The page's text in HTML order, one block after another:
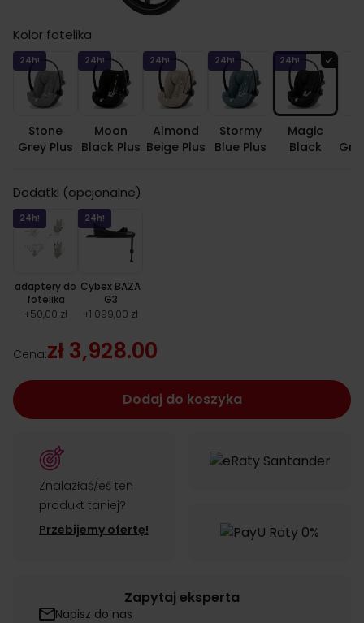
Kolor fotelika
24h!
Stone
Grey Plus
24h!
Moon
Black Plus
24h!
Almond
Beige Plus
24h!
Stormy
Blue Plus
24h!
Magic
Black
Dodatki (opcjonalne)
24h!
adaptery do
fotelika
+50,00 zł
24h!
Cybex BAZA
G3
+1 099,00 zł
Cena:zł 3,928.00
Dodaj do koszyka
Znalazłaś/eś ten
produkt taniej?
Przebijemy ofertę!
Zapytaj eksperta
Napisz do nas